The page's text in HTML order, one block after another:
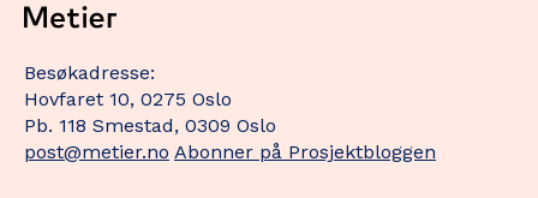
Besøkadresse:
Hovfaret 10, 0275 Oslo
Pb. 118 Smestad, 0309 Oslo
post@metier.no Abonner på Prosjektbloggen